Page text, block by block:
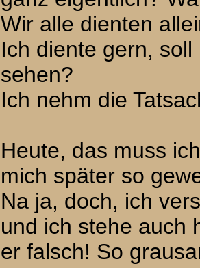
Wir alle dienten
Ich diente gern,
sehen?
Ich nehm die
Heute, das muss
mich später so
Na ja, doch, ich
und ich stehe auch
er falsch! So